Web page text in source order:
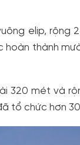
elip, rộng
hoàn thành
320 mét và
tổ chức hơn